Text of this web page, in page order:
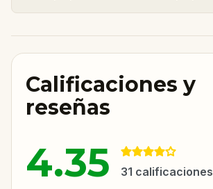
Calificaciones y
reseñas
4.35 31 calificaciones